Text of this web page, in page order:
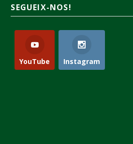
SEGUEIX-NOS!
YouTube Instagram